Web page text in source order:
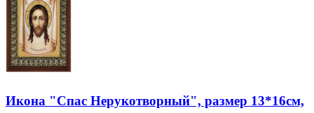
Икона "Спас Нерукотворный", размер 13*16см,